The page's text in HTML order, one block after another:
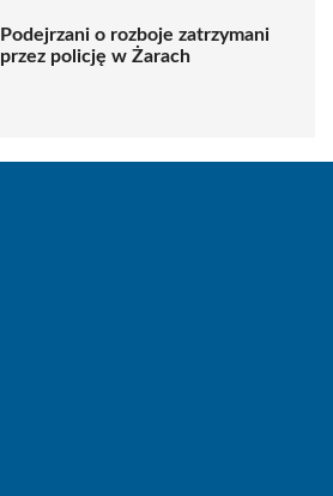
Podejrzani o rozboje zatrzymani
przez policję w Żarach